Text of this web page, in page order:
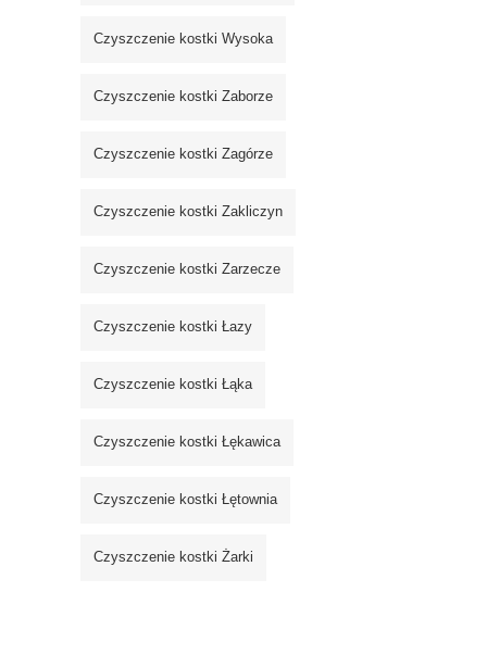
Czyszczenie kostki Wysoka
Czyszczenie kostki Zaborze
Czyszczenie kostki Zagórze
Czyszczenie kostki Zakliczyn
Czyszczenie kostki Zarzecze
Czyszczenie kostki Łazy
Czyszczenie kostki Łąka
Czyszczenie kostki Łękawica
Czyszczenie kostki Łętownia
Czyszczenie kostki Żarki